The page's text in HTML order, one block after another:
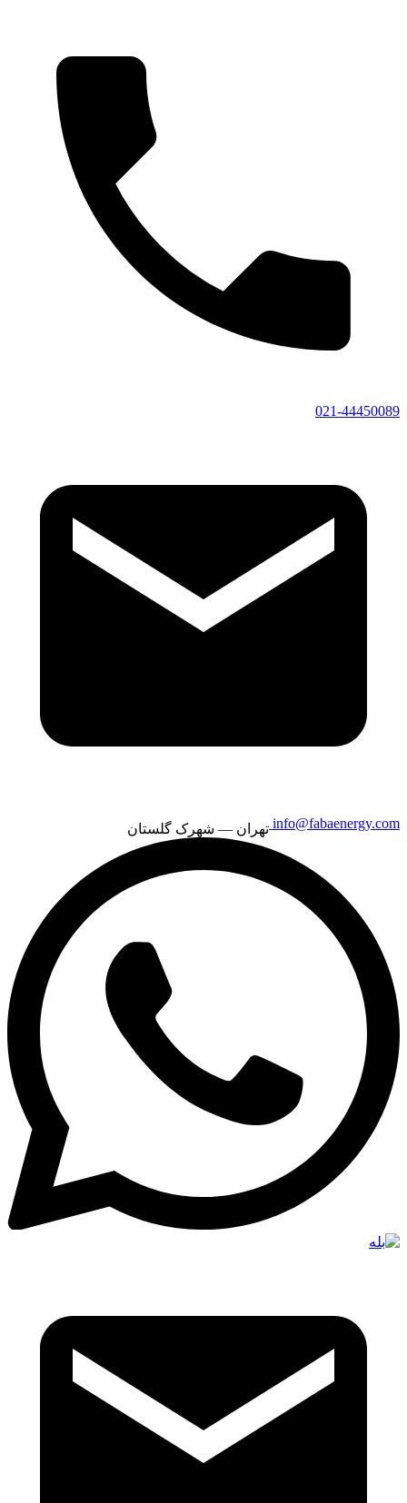
021-44450089
info@fabaenergy.com تهران — شهرک گلستان